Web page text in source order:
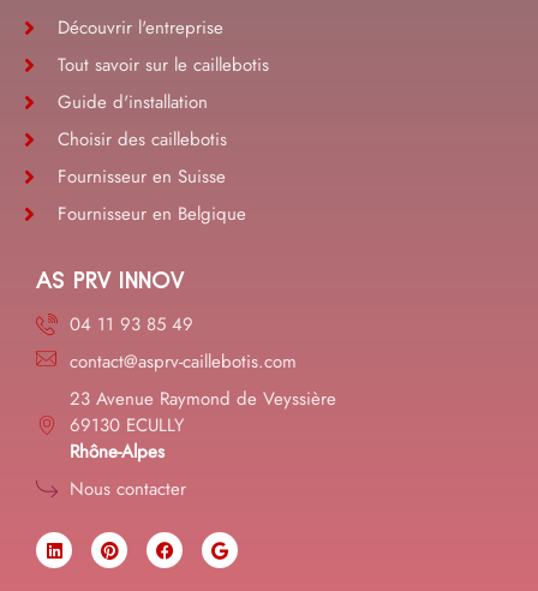
Découvrir l'entreprise
Tout savoir sur le caillebotis
Guide d'installation
Choisir des caillebotis
Fournisseur en Suisse
Fournisseur en Belgique
AS PRV INNOV
04 11 93 85 49
contact@asprv-caillebotis.com
23 Avenue Raymond de Veyssière
69130 ECULLY
Rhône-Alpes
Nous contacter